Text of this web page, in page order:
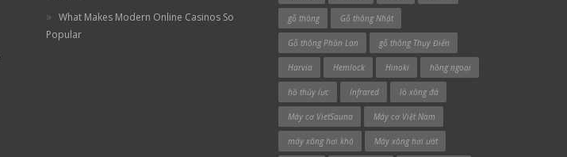
What Makes Modern Online Casinos So
Popular
gỗ thông Gỗ thông Nhật
Gỗ thông Phần Lan gỗ thông Thụy Điển
Harvia Hemlock Hinoki hồng ngoại
hồ thủy lực Infrared lò xông đá
Máy cơ VietSauna Máy cơ Việt Nam
máy xông hơi khô Máy xông hơi ướt